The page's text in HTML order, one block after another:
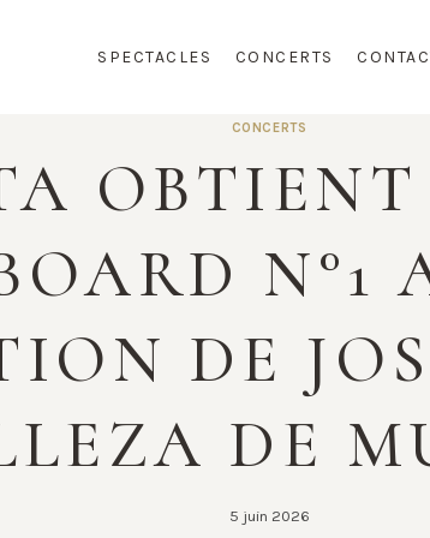
SPECTACLES CONCERTS
CONCERTS
N°1
DE
DE
5 juin 2026